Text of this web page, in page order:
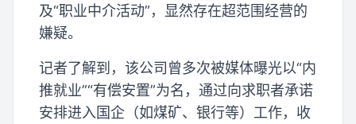
及“职业中介活动”，显然存在超范围经营的
嫌疑。
记者了解到，该公司曾多次被媒体曝光以“内
推就业”“有偿安置”为名，通过向求职者承诺
安排进入国企（如煤矿、银行等）工作，收